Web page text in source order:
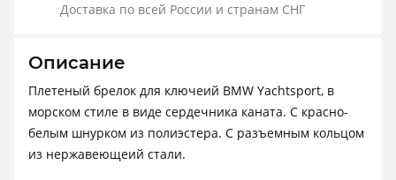
Доставка по всей России и странам СНГ
Описание
Плетеный брелок для ключеий BMW Yachtsport, в
морском стиле в виде сердечника каната. С красно-
белым шнурком из полиэстера. С разъемным кольцом
из нержавеющеий стали.